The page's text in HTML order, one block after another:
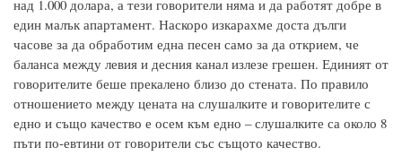
над 1.000 долара, а тези говорители няма и да работят добре в
един малък апартамент. Наскоро изкарахме доста дълги
часове за да обработим една песен само за да открием, че
баланса между левия и десния канал излезе грешен. Единият от
говорителите беше прекалено близо до стената. По правило
отношението между цената на слушалките и говорителите с
едно и също качество е осем към едно – слушалките са около 8
пъти по-евтини от говорители със същото качество.